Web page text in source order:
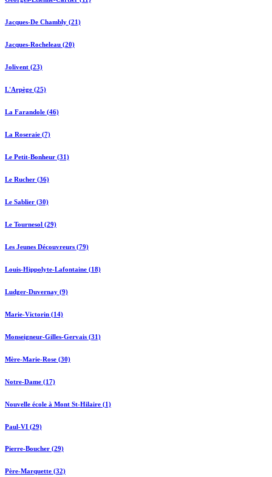
Jacques-De Chambly (21)
Jacques-Rocheleau (20)
Jolivent (23)
L'Arpège (25)
La Farandole (46)
La Roseraie (7)
Le Petit-Bonheur (31)
Le Rucher (36)
Le Sablier (30)
Le Tournesol (29)
Les Jeunes Découvreurs (79)
Louis-Hippolyte-Lafontaine (18)
Ludger-Duvernay (9)
Marie-Victorin (14)
Monseigneur-Gilles-Gervais (31)
Mère-Marie-Rose (30)
Notre-Dame (17)
Nouvelle école à Mont St-Hilaire (1)
Paul-VI (29)
Pierre-Boucher (29)
Père-Marquette (32)